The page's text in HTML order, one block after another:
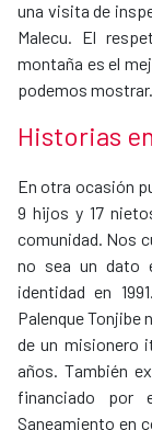
una visita de
Malecu. El
montaña es el
podemos mostrar.
Historias
En otra ocasión
9 hijos y 17
comunidad. Nos
no sea un dato
identidad en
Palenque Tonjibe
de un misionero
años. También
financiado por
Saneamiento en